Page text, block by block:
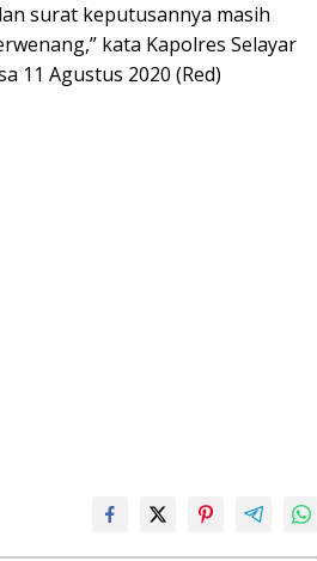
surat keputusannya masih
kata Kapolres Selayar
11 Agustus 2020 (Red)